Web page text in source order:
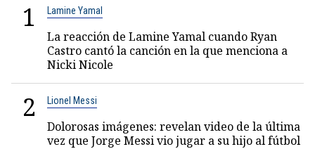
1 Lamine Yamal
La reacción de Lamine Yamal cuando Ryan
Castro cantó la canción en la que menciona a
Nicki Nicole
2 Lionel Messi
Dolorosas imágenes: revelan video de la última
vez que Jorge Messi vio jugar a su hijo al fútbol